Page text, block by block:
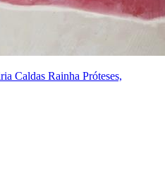
Caldas Rainha Próteses,